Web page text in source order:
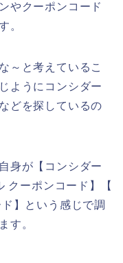
やクーポンコード
。
～と考えているこ
ようにコンシダー
どを探しているの
身が【コンシダー
クーポンコード】【
】という感じで調
す。